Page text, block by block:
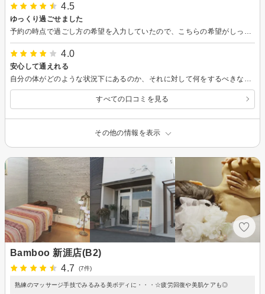
4.5
ゆっくり過ごせました
4.0
安心して通えれる
すべての口コミを見る
その他の情報を表示
Bamboo 新涯店(B2)
4.7
(7件)
熟練のマッサージ手技でみるみる美ボディに・・・☆疲労回復や美肌ケアも◎